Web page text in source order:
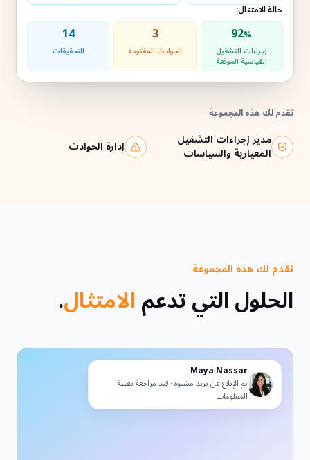
حالة الامتثال:
92%
إجراءات التشغيل
القياسية الموقعة
3
الحوادث المفتوحة
14
التحقيقات
تقدم لك هذه المجموعة
مدير إجراءات التشغيل
المعيارية والسياسات إدارة الحوادث
تقدم لك هذه المجموعة
الحلول التي تدعمالامتثال.
Maya Nassar
تم الإبلاغ عن بريد مشبوه · قيد مراجعة تقنية
المعلومات